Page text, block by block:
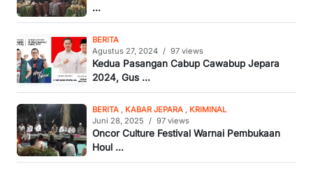
...
BERITA
Agustus 27, 2024 / 97 views
Kedua Pasangan Cabup Cawabup Jepara
2024, Gus ...
BERITA KABAR JEPARA
KRIMINAL
Juni 28, 2025
/ 97 views
Oncor Culture Festival Warnai Pembukaan
Houl ...